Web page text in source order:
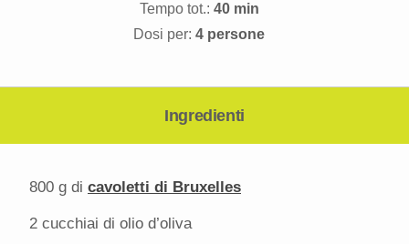
Tempo tot.: 40 min
Dosi per: 4 persone
Ingredienti
800 g di cavoletti di Bruxelles
2 cucchiai di olio d’oliva